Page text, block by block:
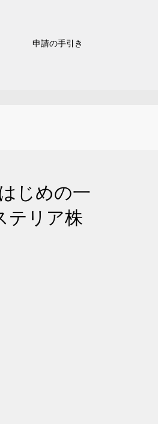
申請の手引き
じめの一
テリア株